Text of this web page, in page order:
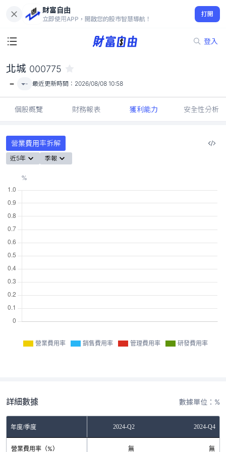
財富自由
立即使用APP，開啟您的股市智慧導航！
打開
登入
-
北城 000775
- - 最近更新時間： 2026/08/08 10:58
個股概覽 財務報表 獲利能力 安全性分析
營業費用率拆解
近5年 季報
營業費用率 銷售費用率 管理費用率 研發費用率
詳細數據 數據單位：%
年度/季度2023-Q4 2024-Q2 2024-Q4
營業費用率（%）
無 無 無